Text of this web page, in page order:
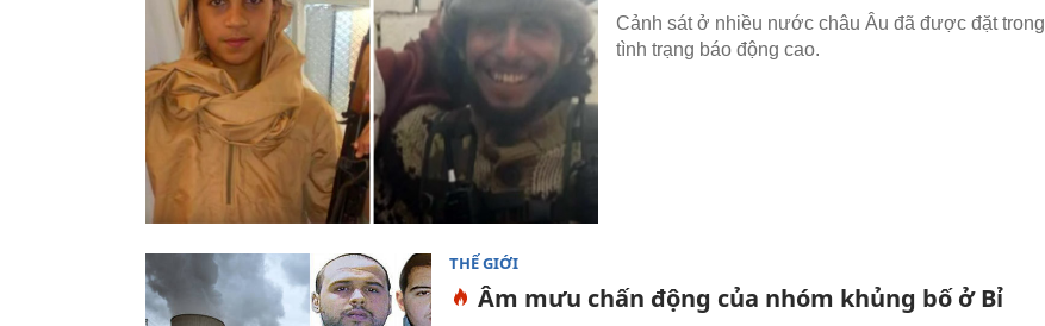
Cảnh sát ở nhiều nước châu Âu đã được đặt trong
tình trạng báo động cao.
THẾ GIỚI
Âm mưu chấn động của nhóm khủng bố ở Bỉ